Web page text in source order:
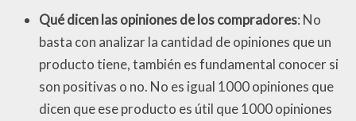
Qué dicen las opiniones de los compradores: No
basta con analizar la cantidad de opiniones que un
producto tiene, también es fundamental conocer si
son positivas o no. No es igual 1000 opiniones que
dicen que ese producto es útil que 1000 opiniones